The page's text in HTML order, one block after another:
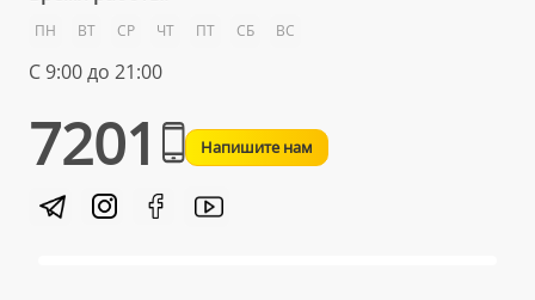
ПН ВТ СР ЧТ ПТ СБ ВС
С 9:00 до 21:00
7201 Напишите нам